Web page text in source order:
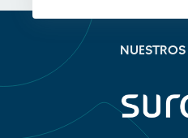
NUESTROS